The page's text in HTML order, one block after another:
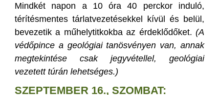
Mindkét napon a 10 óra 40 perckor induló,
térítésmentes tárlatvezetésekkel kívül és belül,
bevezetik a műhelytitkokba az érdeklődőket. (A
védőpince a geológiai tanösvényen van, annak
megtekintése csak jegyvétellel, geológiai
vezetett túrán lehetséges.)
SZEPTEMBER 16., SZOMBAT: